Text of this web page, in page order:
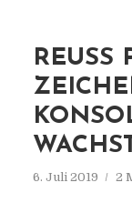
REUSS
6. Juli 2019 2